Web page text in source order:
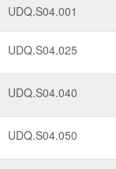
UDQ.S04.001
UDQ.S04.025
UDQ.S04.040
UDQ.S04.050